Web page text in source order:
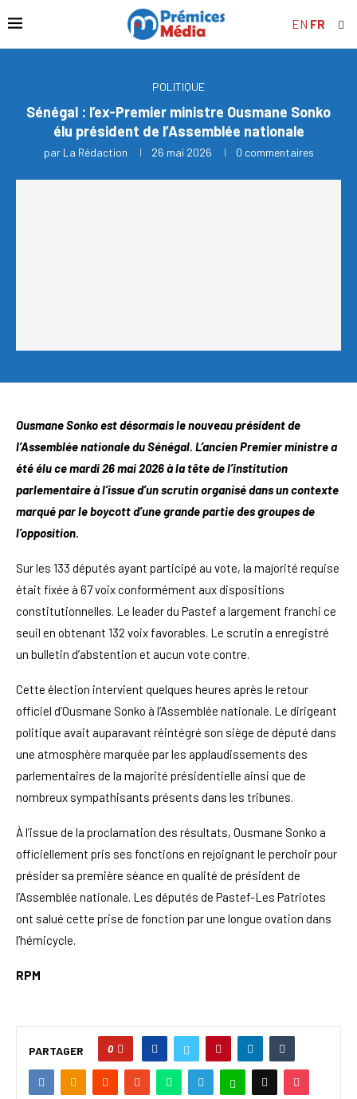
EN FR
POLITIQUE
Sénégal : l’ex-Premier ministre Ousmane Sonko
élu président de l’Assemblée nationale
par La Rédaction 26 mai 2026 0 commentaires
Ousmane Sonko est désormais le nouveau président de
l’Assemblée nationale du Sénégal. L’ancien Premier ministre a
été élu ce mardi 26 mai 2026 à la tête de l’institution
parlementaire à l’issue d’un scrutin organisé dans un contexte
marqué par le boycott d’une grande partie des groupes de
l’opposition.
Sur les 133 députés ayant participé au vote, la majorité requise
était fixée à 67 voix conformément aux dispositions
constitutionnelles. Le leader du Pastef a largement franchi ce
seuil en obtenant 132 voix favorables. Le scrutin a enregistré
un bulletin d’abstention et aucun vote contre.
Cette élection intervient quelques heures après le retour
officiel d’Ousmane Sonko à l’Assemblée nationale. Le dirigeant
politique avait auparavant réintégré son siège de député dans
une atmosphère marquée par les applaudissements des
parlementaires de la majorité présidentielle ainsi que de
nombreux sympathisants présents dans les tribunes.
À l’issue de la proclamation des résultats, Ousmane Sonko a
officiellement pris ses fonctions en rejoignant le perchoir pour
présider sa première séance en qualité de président de
l’Assemblée nationale. Les députés de Pastef-Les Patriotes
ont salué cette prise de fonction par une longue ovation dans
l’hémicycle.
RPM
PARTAGER 0